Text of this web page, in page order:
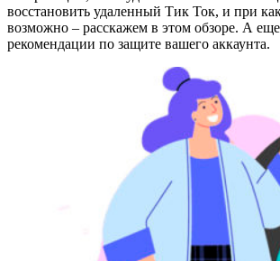
восстановить удаленный Тик Ток, и при
возможно – расскажем в этом обзоре. А
рекомендации по защите вашего аккаунта.